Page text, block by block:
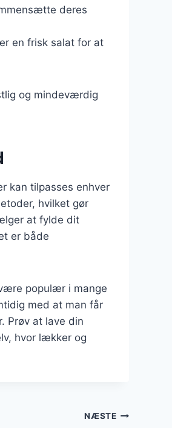
deres
en frisk salat for at
og mindeværdig
kan tilpasses enhver
hvilket gør
at fylde dit
er både
populær i mange
med at man får
Prøv at lave din
hvor lækker og
NÆSTE